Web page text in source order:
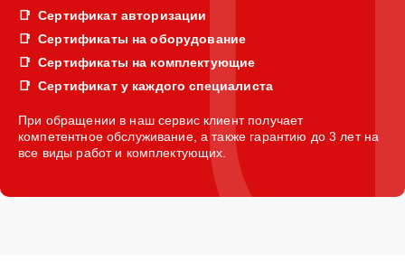
Сертификат авторизации
Сертификаты на оборудование
Сертификаты на комплектующие
Сертификат у каждого специалиста
При обращении в наш сервис клиент получает
компетентное обслуживание, а также гарантию до 3 лет на
все виды работ и комплектующих.